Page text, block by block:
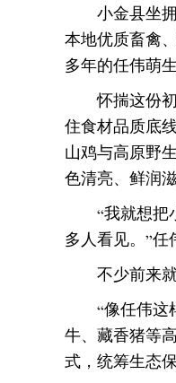
小金县坐
本地优质畜禽
多年的任伟萌
怀揣这份
住食材品质底
山鸡与高原野
色清亮、鲜润
“我就想
多人看见。”任
不少前来
“像任伟这
牛、藏香猪等
式，统筹生态